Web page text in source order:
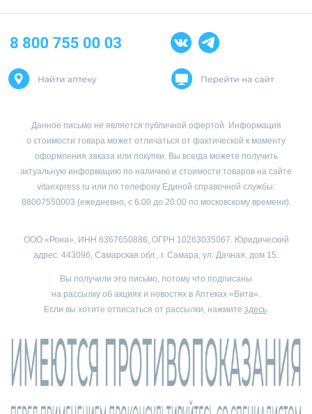
Данное письмо не является публичной офертой. Информация
о стоимости товара может отличаться от фактической к моменту
оформления заказа или покупки. Вы всегдаможете получить
актуальную информацию по наличию и стоимости товаров на сайте
vitaexpress.ru или по телефону Единой справочной службы:
88007550003 (ежедневно, с 6:00 до 20:00 по московскому времени).
ООО «Рона», ИНН 6367650886, ОГРН 10263035067. Юридический
адрес: 443096, Самарская обл., г. Самара, ул. Дачная, дом 15.
Вы получили это письмо, потому что подписаны
на рассылку об акциях и новостях в Аптеках «Вита».
Если вы хотите отписаться от рассылки, нажмите здесь.